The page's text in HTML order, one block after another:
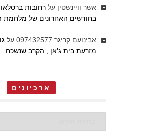
אשר וויינשטין על רחובות
בחודשים האחרונים של מלחמת
אבינועם קריגר 097432577 על
מזרעת בית ג'אן , הקרב שנשכח
ארכיונים